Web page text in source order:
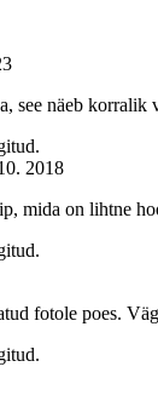
see näeb
2018
mida on lihtne
fotole poes.